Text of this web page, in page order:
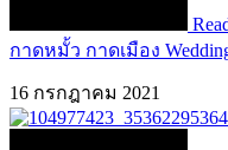
กาดหมั้ว กาดเมือง
16 กรกฎาคม 2021